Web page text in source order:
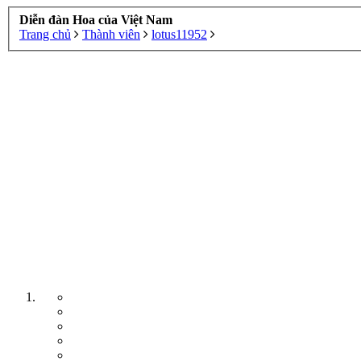
Diễn đàn Hoa của Việt Nam
Trang chủ
Thành viên lotus11952